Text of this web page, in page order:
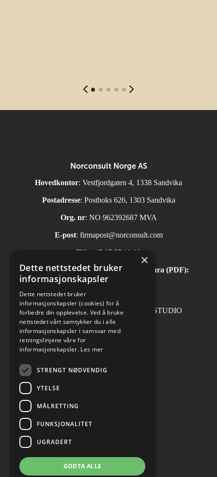
Norconsult Norge AS
Hovedkontor: Vestfjordgaten 4, 1338 Sandvika
Postadresse: Postboks 626, 1303 Sandvika
Org. nr: NO 962392687 MVA
E-post: firmapost@norconsult.com
Tlf: +47 67 57 10 00
Automatisk mottak av inngående faktura (PDF):
invoice.no@norconsult.com
Forsidefoto: RASMUS HJORTSHOJ STUDIO
Cookies innstillinger
×
Dette nettstedet bruker
informasjonskapsler
Dette nettstedet bruker
informasjonskapsler (cookies) for å
forbedre din opplevelse. Ved å bruke
nettstedet vårt samtykker du i alle
informasjonskapsler i samsvar med
retningslinjene våre for
informasjonskapsler. Les mer
STRENGT NØDVENDIG
YTELSE
MÅLRETTING
FUNKSJONALITET
UGRADERT
GODTA ALLE